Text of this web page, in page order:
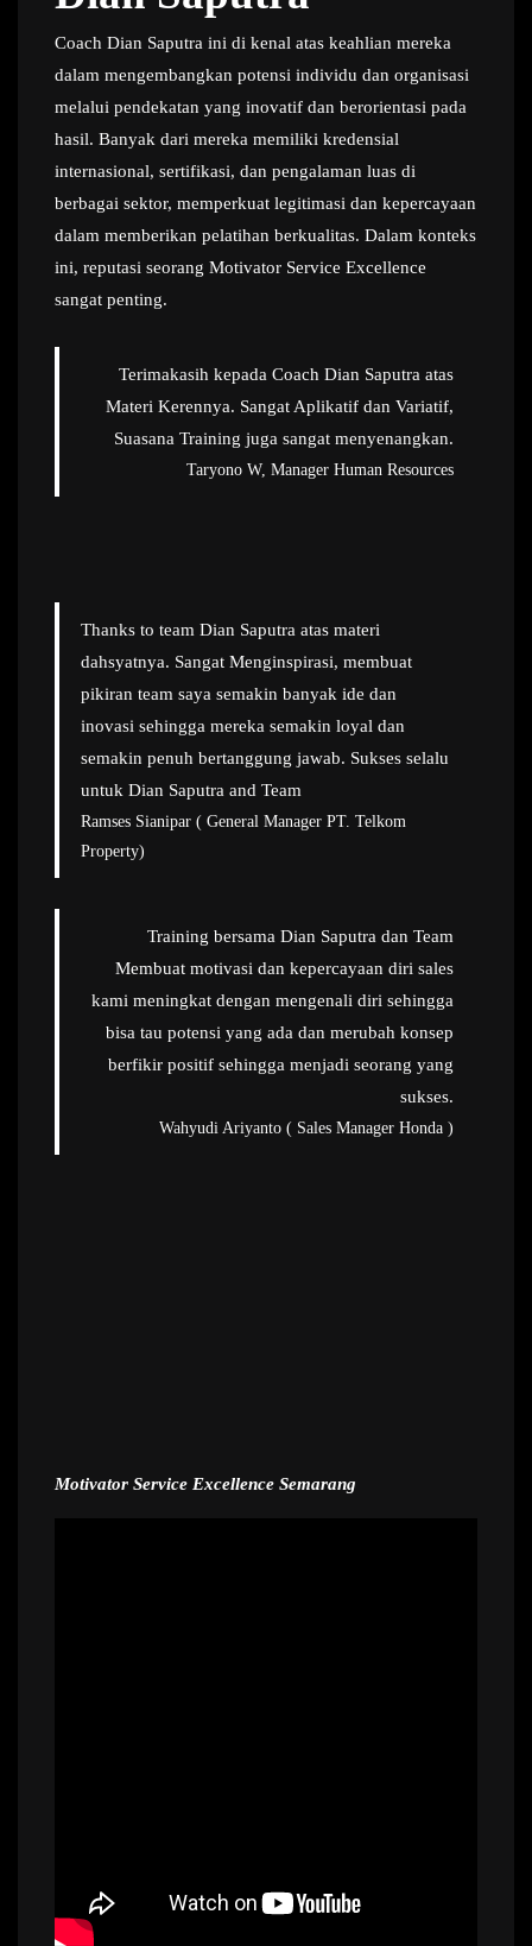
Coach Dian Saputra ini di kenal atas keahlian mereka
dalam mengembangkan potensi individu dan organisasi
melalui pendekatan yang inovatif dan berorientasi pada
hasil. Banyak dari mereka memiliki kredensial
internasional, sertifikasi, dan pengalaman luas di
berbagai sektor, memperkuat legitimasi dan kepercayaan
dalam memberikan pelatihan berkualitas. Dalam konteks
ini, reputasi seorang Motivator Service Excellence
sangat penting.
Terimakasih kepada Coach Dian Saputra atas
Materi Kerennya. Sangat Aplikatif dan Variatif,
Suasana Training juga sangat menyenangkan.
Taryono W, Manager Human Resources
Thanks to team Dian Saputra atas materi
dahsyatnya. Sangat Menginspirasi, membuat
pikiran team saya semakin banyak ide dan
inovasi sehingga mereka semakin loyal dan
semakin penuh bertanggung jawab. Sukses selalu
untuk Dian Saputra and Team
Ramses Sianipar ( General Manager PT. Telkom
Property)
Training bersama Dian Saputra dan Team
Membuat motivasi dan kepercayaan diri sales
kami meningkat dengan mengenali diri sehingga
bisa tau potensi yang ada dan merubah konsep
berfikir positif sehingga menjadi seorang yang
sukses.
Wahyudi Ariyanto ( Sales Manager Honda )
Motivator Service Excellence Semarang